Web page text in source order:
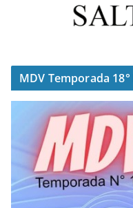
MDV Temporada